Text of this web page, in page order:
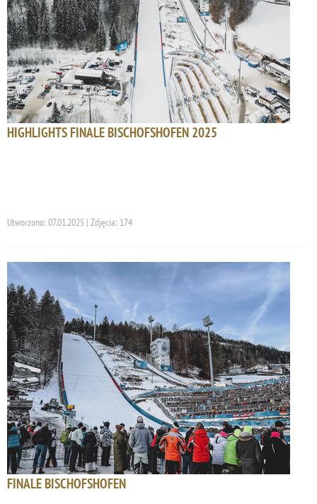
HIGHLIGHTS FINALE BISCHOFSHOFEN 2025
Utworzono: 07.01.2025 | Zdjęcia: 174
FINALE BISCHOFSHOFEN